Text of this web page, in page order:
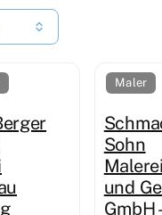
Maler
Sohn
und
GmbH